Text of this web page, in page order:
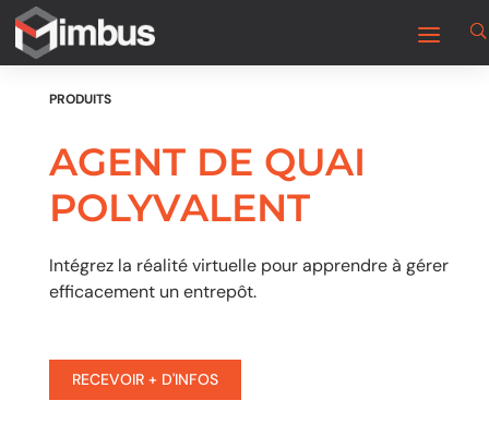
PRODUITS
AGENT DE QUAI
POLYVALENT
Intégrez la réalité virtuelle pour apprendre à gérer
efficacement un entrepôt.
RECEVOIR + D'INFOS